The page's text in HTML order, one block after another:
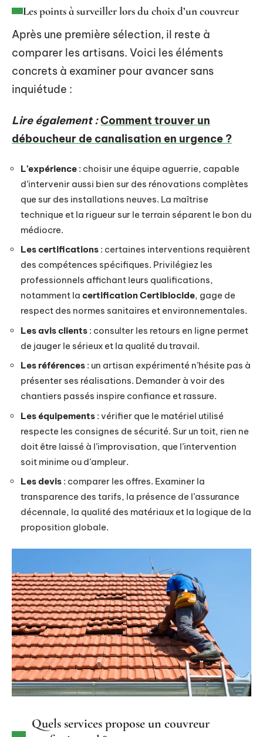
Les points à surveiller lors du choix d’un couvreur
Après une première sélection, il reste à
comparer les artisans. Voici les éléments
concrets à examiner pour avancer sans
inquiétude :
Lire également :Comment trouver un
déboucheur de canalisation en urgence ?
L’expérience : choisir une équipe aguerrie, capable
d’intervenir aussi bien sur des rénovations complètes
que sur des installations neuves. La maîtrise
technique et la rigueur sur le terrain séparent le bon du
médiocre.
Les certifications : certaines interventions requièrent
des compétences spécifiques. Privilégiez les
professionnels affichant leurs qualifications,
notamment la certification Certibiocide, gage de
respect des normes sanitaires et environnementales.
Les avis clients : consulter les retours en ligne permet
de jauger le sérieux et la qualité du travail.
Les références : un artisan expérimenté n’hésite pas à
présenter ses réalisations. Demander à voir des
chantiers passés inspire confiance et rassure.
Les équipements : vérifier que le matériel utilisé
respecte les consignes de sécurité. Sur un toit, rien ne
doit être laissé à l’improvisation, que l’intervention
soit minime ou d’ampleur.
Les devis : comparer les offres. Examiner la
transparence des tarifs, la présence de l’assurance
décennale, la qualité des matériaux et la logique de la
proposition globale.
Quels services propose un couvreur